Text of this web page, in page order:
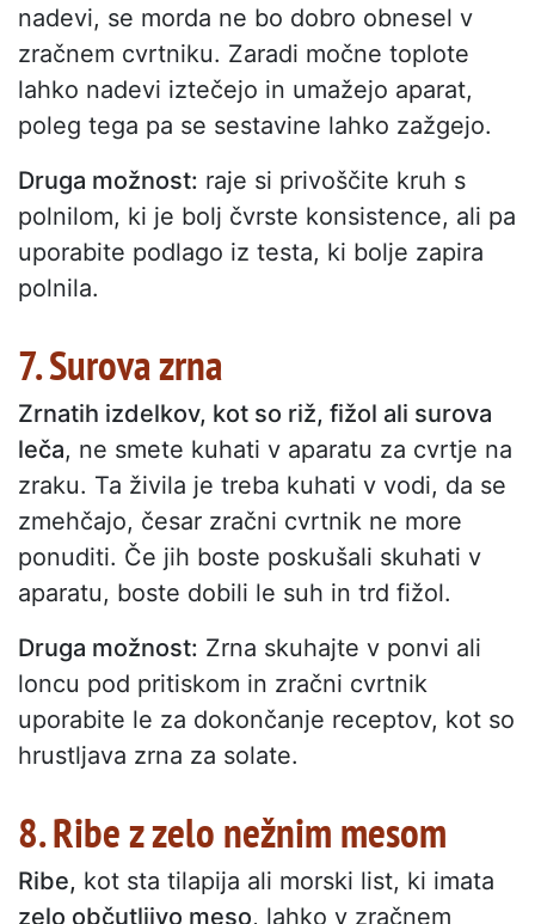
nadevi, se morda ne bo dobro obnesel v
zračnem cvrtniku. Zaradi močne toplote
lahko nadevi iztečejo in umažejo aparat,
poleg tega pa se sestavine lahko zažgejo.
Druga možnost: raje si privoščite kruh s
polnilom, ki je bolj čvrste konsistence, ali pa
uporabite podlago iz testa, ki bolje zapira
polnila.
7. Surova zrna
Zrnatih izdelkov, kot so riž, fižol ali surova
leča, ne smete kuhati v aparatu za cvrtje na
zraku. Ta živila je treba kuhati v vodi, da se
zmehčajo, česar zračni cvrtnik ne more
ponuditi. Če jih boste poskušali skuhati v
aparatu, boste dobili le suh in trd fižol.
Druga možnost: Zrna skuhajte v ponvi ali
loncu pod pritiskom in zračni cvrtnik
uporabite le za dokončanje receptov, kot so
hrustljava zrna za solate.
8. Ribe z zelo nežnim mesom
Ribe, kot sta tilapija ali morski list, ki imata
zelo občutljivo meso, lahko v zračnem